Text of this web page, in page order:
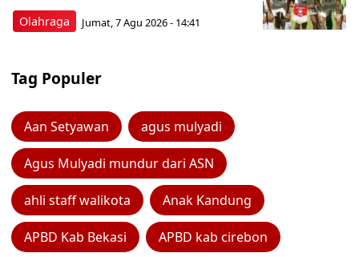
Olahraga Jumat, 7 Agu 2026 - 14:41
Tag Populer
Aan Setyawan agus mulyadi
Agus Mulyadi mundur dari ASN
ahli staff walikota Anak Kandung
APBD Kab Bekasi APBD kab cirebon